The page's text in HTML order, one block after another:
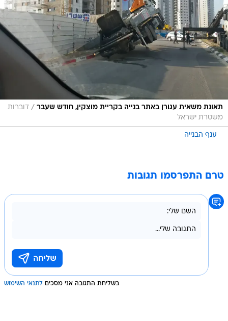
תאונת משאית עגורן באתר בנייה בקריית מוצקין, חודש שעבר / דוברות
משטרת ישראל
ענף הבנייה
טרם התפרסמו תגובות
בשליחת התגובה אני מסכים לתנאי השימוש